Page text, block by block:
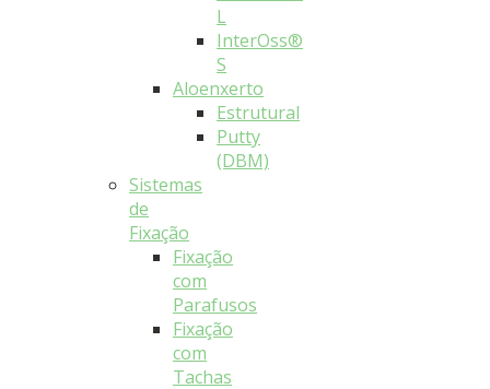
L
InterOss®
S
Aloenxerto
Estrutural
Putty
(DBM)
Sistemas
de
Fixação
Fixação
com
Parafusos
Fixação
com
Tachas